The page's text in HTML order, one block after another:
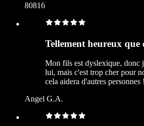
80816
Tellement heureux que
Mon fils est dyslexique, donc
lui, mais c'est trop cher pour
cela aidera d'autres personnes !
Angel G.A.